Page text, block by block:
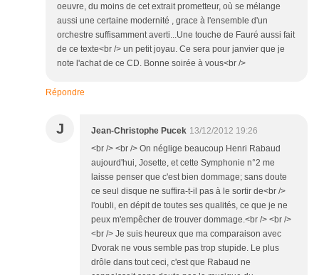
oeuvre, du moins de cet extrait prometteur, où se mélange
aussi une certaine modernité , grace à l'ensemble d'un
orchestre suffisamment averti...Une touche de Fauré aussi fait
de ce texte<br /> un petit joyau. Ce sera pour janvier que je
note l'achat de ce CD. Bonne soirée à vous<br />
Répondre
J Jean-Christophe Pucek 13/12/2012 19:26
<br /> <br /> On néglige beaucoup Henri Rabaud
aujourd'hui, Josette, et cette Symphonie n°2 me
laisse penser que c'est bien dommage; sans doute
ce seul disque ne suffira-t-il pas à le sortir de<br />
l'oubli, en dépit de toutes ses qualités, ce que je ne
peux m'empêcher de trouver dommage.<br /> <br />
<br /> Je suis heureux que ma comparaison avec
Dvorak ne vous semble pas trop stupide. Le plus
drôle dans tout ceci, c'est que Rabaud ne